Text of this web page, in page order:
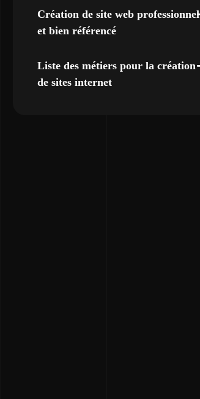
Création de site web professionnel
et bien référencé
Liste des métiers pour la création
de sites internet